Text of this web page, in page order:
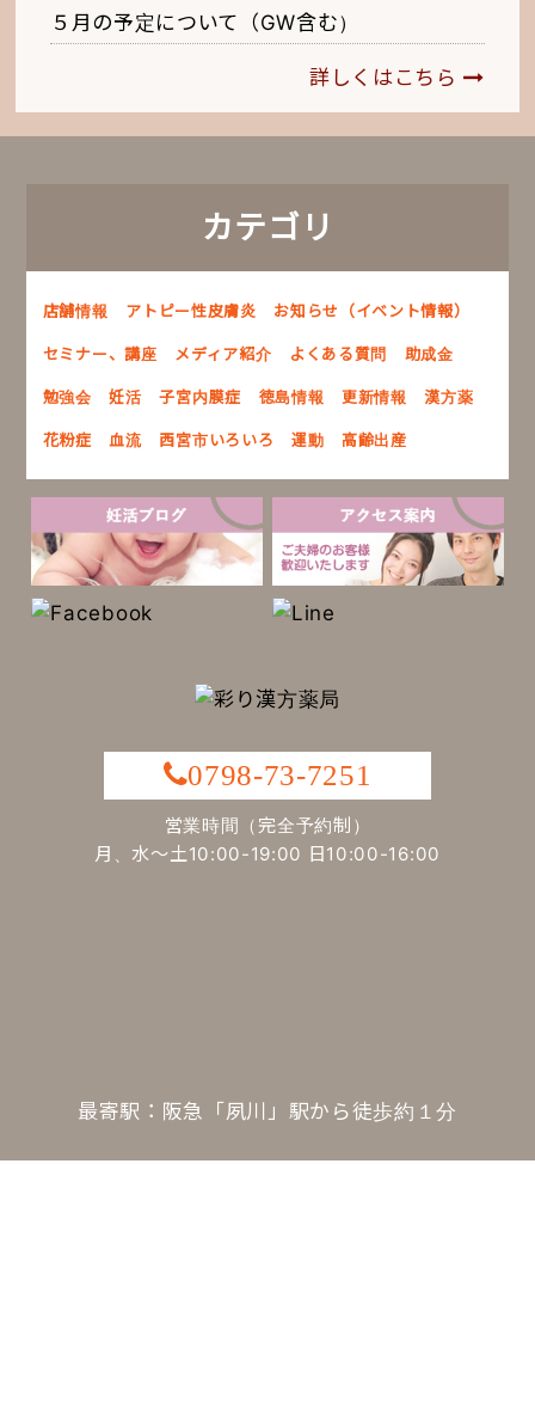
５月の予定について（GW含む）
詳しくはこちら
カテゴリ
店舗情報 アトピー性皮膚炎 お知らせ（イベント情報）
セミナー、講座 メディア紹介 よくある質問 助成金
勉強会 妊活 子宮内膜症 徳島情報 更新情報 漢方薬
花粉症 血流 西宮市いろいろ 運動 高齢出産
0798-73-7251
営業時間（完全予約制）
月、水～土10:00-19:00 日10:00-16:00
最寄駅：阪急「夙川」駅から徒歩約１分